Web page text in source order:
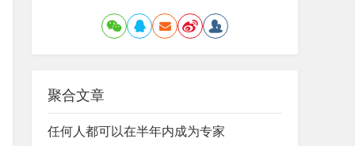
聚合文章
任何人都可以在半年内成为专家